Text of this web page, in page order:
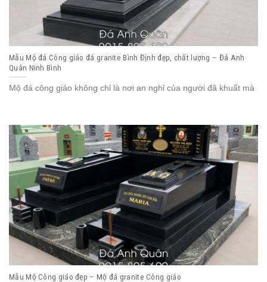
Mẫu Mộ đá Công giáo đá granite Bình Định đẹp, chất lượng – Đá Anh
Quân Ninh Bình
Mộ đá công giáo không chỉ là nơi an nghỉ của người đã khuất mà
Mẫu Mộ Công giáo đẹp – Mộ đá granite Công giáo